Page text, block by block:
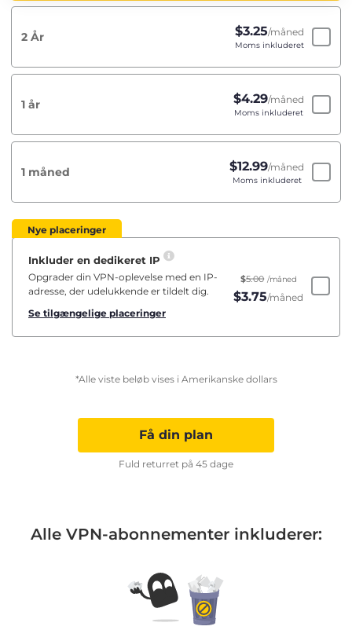
2 År $3.25/måned
Moms inkluderet
1 år $4.29/måned
Moms inkluderet
1 måned $12.99/måned
Moms inkluderet
Nye placeringer
Inkluder en dedikeret IP
Opgrader din VPN-oplevelse med en IP-
adresse, der udelukkende er tildelt dig.
Se tilgængelige placeringer
$5.00 /måned
$3.75/måned
*Alle viste beløb vises i Amerikanske dollars
Få din plan
Fuld returret på 45 dage
Alle VPN-abonnementer inkluderer: